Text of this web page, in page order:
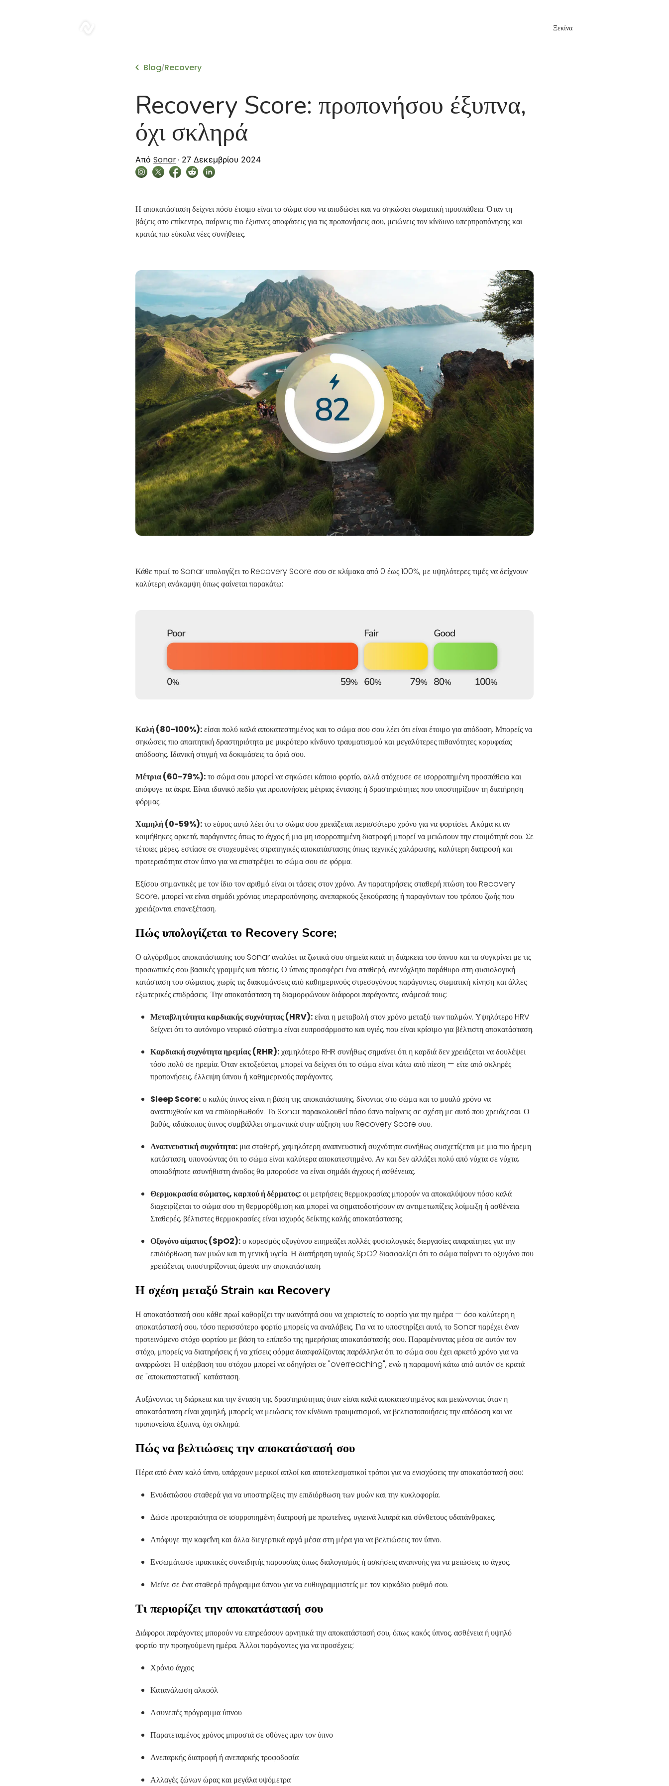
Ξεκίνα
Blog/Recovery
Recovery Score: προπονήσου έξυπνα,
όχι σκληρά
Από Sonar 27 Δεκεμβρίου 2024
Η αποκατάσταση δείχνει πόσο έτοιμο είναι το σώμα σου να αποδώσει και να σηκώσει σωματική προσπάθεια. Όταν τη
βάζεις στο επίκεντρο, παίρνεις πιο έξυπνες αποφάσεις για τις προπονήσεις σου, μειώνεις τον κίνδυνο υπερπροπόνησης και
κρατάς πιο εύκολα νέες συνήθειες.
Κάθε πρωί το Sonar υπολογίζει το Recovery Score σου σε κλίμακα από 0 έως 100%, με υψηλότερες τιμές να δείχνουν
καλύτερη ανάκαμψη όπως φαίνεται παρακάτω:
Καλή (80-100%):είσαι πολύ καλά αποκατεστημένος και το σώμα σου σου λέει ότι είναι έτοιμο για απόδοση. Μπορείς να
σηκώσεις πιο απαιτητική δραστηριότητα με μικρότερο κίνδυνο τραυματισμού και μεγαλύτερες πιθανότητες κορυφαίας
απόδοσης. Ιδανική στιγμή να δοκιμάσεις τα όριά σου.
Μέτρια (60-79%):το σώμα σου μπορεί να σηκώσει κάποιο φορτίο, αλλά στόχευσε σε ισορροπημένη προσπάθεια και
απόφυγε τα άκρα. Είναι ιδανικό πεδίο για προπονήσεις μέτριας έντασης ή δραστηριότητες που υποστηρίζουν τη διατήρηση
φόρμας.
Χαμηλή (0-59%):το εύρος αυτό λέει ότι το σώμα σου χρειάζεται περισσότερο χρόνο για να φορτίσει. Ακόμα κι αν
κοιμήθηκες αρκετά, παράγοντες όπως το άγχος ή μια μη ισορροπημένη διατροφή μπορεί να μειώσουν την ετοιμότητά σου. Σε
τέτοιες μέρες, εστίασε σε στοχευμένες στρατηγικές αποκατάστασης όπως τεχνικές χαλάρωσης, καλύτερη διατροφή και
προτεραιότητα στον ύπνο για να επιστρέψει το σώμα σου σε φόρμα.
Εξίσου σημαντικές με τον ίδιο τον αριθμό είναι οι τάσεις στον χρόνο. Αν παρατηρήσεις σταθερή πτώση του Recovery
Score, μπορεί να είναι σημάδι χρόνιας υπερπροπόνησης, ανεπαρκούς ξεκούρασης ή παραγόντων του τρόπου ζωής που
χρειάζονται επανεξέταση.
Πώς υπολογίζεται το Recovery Score;
Ο αλγόριθμος αποκατάστασης του Sonar αναλύει τα ζωτικά σου σημεία κατά τη διάρκεια του ύπνου και τα συγκρίνει με τις
προσωπικές σου βασικές γραμμές και τάσεις. Ο ύπνος προσφέρει ένα σταθερό, ανενόχλητο παράθυρο στη φυσιολογική
κατάσταση του σώματος, χωρίς τις διακυμάνσεις από καθημερινούς στρεσογόνους παράγοντες, σωματική κίνηση και άλλες
εξωτερικές επιδράσεις. Την αποκατάσταση τη διαμορφώνουν διάφοροι παράγοντες, ανάμεσά τους:
Μεταβλητότητα καρδιακής συχνότητας (HRV):είναι η μεταβολή στον χρόνο μεταξύ των παλμών. Υψηλότερο HRV
δείχνει ότι το αυτόνομο νευρικό σύστημα είναι ευπροσάρμοστο και υγιές, που είναι κρίσιμο για βέλτιστη αποκατάσταση.
Καρδιακή συχνότητα ηρεμίας (RHR):χαμηλότερο RHR συνήθως σημαίνει ότι η καρδιά δεν χρειάζεται να δουλέψει
τόσο πολύ σε ηρεμία. Όταν εκτοξεύεται, μπορεί να δείχνει ότι το σώμα είναι κάτω από πίεση — είτε από σκληρές
προπονήσεις, έλλειψη ύπνου ή καθημερινούς παράγοντες.
Sleep Score:ο καλός ύπνος είναι η βάση της αποκατάστασης, δίνοντας στο σώμα και το μυαλό χρόνο να
αναπτυχθούν και να επιδιορθωθούν. Το Sonar παρακολουθεί πόσο ύπνο παίρνεις σε σχέση με αυτό που χρειάζεσαι. Ο
βαθύς, αδιάκοπος ύπνος συμβάλλει σημαντικά στην αύξηση του Recovery Score σου.
Αναπνευστική συχνότητα: μια σταθερή, χαμηλότερη αναπνευστική συχνότητα συνήθως συσχετίζεται με μια πιο ήρεμη
κατάσταση, υπονοώντας ότι το σώμα είναι καλύτερα αποκατεστημένο. Αν και δεν αλλάζει πολύ από νύχτα σε νύχτα,
οποιαδήποτε ασυνήθιστη άνοδος θα μπορούσε να είναι σημάδι άγχους ή ασθένειας.
Θερμοκρασία σώματος, καρπού ή δέρματος:οι μετρήσεις θερμοκρασίας μπορούν να αποκαλύψουν πόσο καλά
διαχειρίζεται το σώμα σου τη θερμορύθμιση και μπορεί να σηματοδοτήσουν αν αντιμετωπίζεις λοίμωξη ή ασθένεια.
Σταθερές, βέλτιστες θερμοκρασίες είναι ισχυρός δείκτης καλής αποκατάστασης.
Οξυγόνο αίματος (SpO2):ο κορεσμός οξυγόνου επηρεάζει πολλές φυσιολογικές διεργασίες απαραίτητες για την
επιδιόρθωση των μυών και τη γενική υγεία. Η διατήρηση υγιούς SpO2 διασφαλίζει ότι το σώμα παίρνει το οξυγόνο που
χρειάζεται, υποστηρίζοντας άμεσα την αποκατάσταση.
Η σχέση μεταξύ Strain και Recovery
Η αποκατάστασή σου κάθε πρωί καθορίζει την ικανότητά σου να χειριστείς το φορτίο για την ημέρα — όσο καλύτερη η
αποκατάστασή σου, τόσο περισσότερο φορτίο μπορείς να αναλάβεις. Για να το υποστηρίξει αυτό, το Sonar παρέχει έναν
προτεινόμενο στόχο φορτίου με βάση το επίπεδο της ημερήσιας αποκατάστασής σου. Παραμένοντας μέσα σε αυτόν τον
στόχο, μπορείς να διατηρήσεις ή να χτίσεις φόρμα διασφαλίζοντας παράλληλα ότι το σώμα σου έχει αρκετό χρόνο για να
αναρρώσει. Η υπέρβαση του στόχου μπορεί να οδηγήσει σε "overreaching", ενώ η παραμονή κάτω από αυτόν σε κρατά
σε "αποκαταστατική" κατάσταση.
Αυξάνοντας τη διάρκεια και την ένταση της δραστηριότητας όταν είσαι καλά αποκατεστημένος και μειώνοντας όταν η
αποκατάσταση είναι χαμηλή, μπορείς να μειώσεις τον κίνδυνο τραυματισμού, να βελτιστοποιήσεις την απόδοση και να
προπονείσαι έξυπνα, όχι σκληρά.
Πώς να βελτιώσεις την αποκατάστασή σου
Πέρα από έναν καλό ύπνο, υπάρχουν μερικοί απλοί και αποτελεσματικοί τρόποι για να ενισχύσεις την αποκατάστασή σου:
Ενυδατώσου σταθερά για να υποστηρίξεις την επιδιόρθωση των μυών και την κυκλοφορία.
Δώσε προτεραιότητα σε ισορροπημένη διατροφή με πρωτεΐνες, υγιεινά λιπαρά και σύνθετους υδατάνθρακες.
Απόφυγε την καφεΐνη και άλλα διεγερτικά αργά μέσα στη μέρα για να βελτιώσεις τον ύπνο.
Ενσωμάτωσε πρακτικές συνειδητής παρουσίας όπως διαλογισμός ή ασκήσεις αναπνοής για να μειώσεις το άγχος.
Μείνε σε ένα σταθερό πρόγραμμα ύπνου για να ευθυγραμμιστείς με τον κιρκάδιο ρυθμό σου.
Τι περιορίζει την αποκατάστασή σου
Διάφοροι παράγοντες μπορούν να επηρεάσουν αρνητικά την αποκατάστασή σου, όπως κακός ύπνος, ασθένεια ή υψηλό
φορτίο την προηγούμενη ημέρα. Άλλοι παράγοντες για να προσέχεις:
Χρόνιο άγχος
Κατανάλωση αλκοόλ
Ασυνεπές πρόγραμμα ύπνου
Παρατεταμένος χρόνος μπροστά σε οθόνες πριν τον ύπνο
Ανεπαρκής διατροφή ή ανεπαρκής τροφοδοσία
Αλλαγές ζώνων ώρας και μεγάλα υψόμετρα